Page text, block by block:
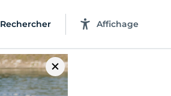
Rechercher Affichage